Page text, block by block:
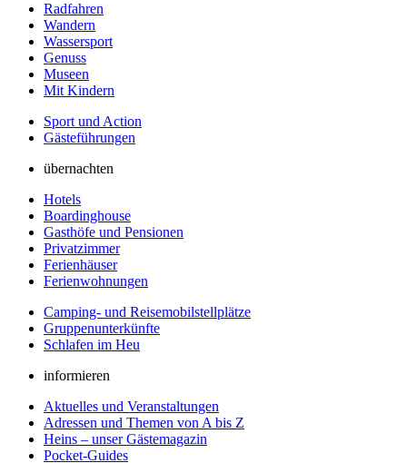
Radfahren
Wandern
Wassersport
Genuss
Museen
Mit Kindern
Sport und Action
Gästeführungen
übernachten
Hotels
Boardinghouse
Gasthöfe und Pensionen
Privatzimmer
Ferienhäuser
Ferienwohnungen
Camping- und Reisemobilstellplätze
Gruppenunterkünfte
Schlafen im Heu
informieren
Aktuelles und Veranstaltungen
Adressen und Themen von A bis Z
Heins – unser Gästemagazin
Pocket-Guides